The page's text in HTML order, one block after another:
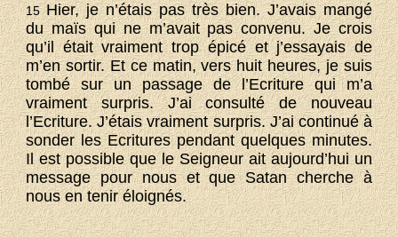
15Hier, je n’étais pas très bien. J’avais mangé
du maïs qui ne m’avait pas convenu. Je crois
qu’il était vraiment trop épicé et j’essayais de
m’en sortir. Et ce matin, vers huit heures, je suis
tombé sur un passage de l’Ecriture qui m’a
vraiment surpris. J’ai consulté de nouveau
l’Ecriture. J’étais vraiment surpris. J’ai continué à
sonder les Ecritures pendant quelques minutes.
Il est possible que le Seigneur ait aujourd’hui un
message pour nous et que Satan cherche à
nous en tenir éloignés.